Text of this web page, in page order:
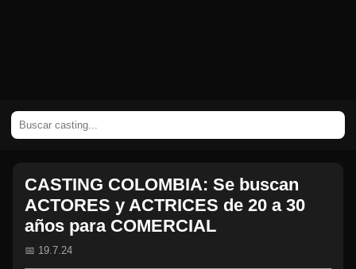
CASTING COLOMBIA: Se buscan
ACTORES y ACTRICES de 20 a 30
años para COMERCIAL
📅 19.7.24